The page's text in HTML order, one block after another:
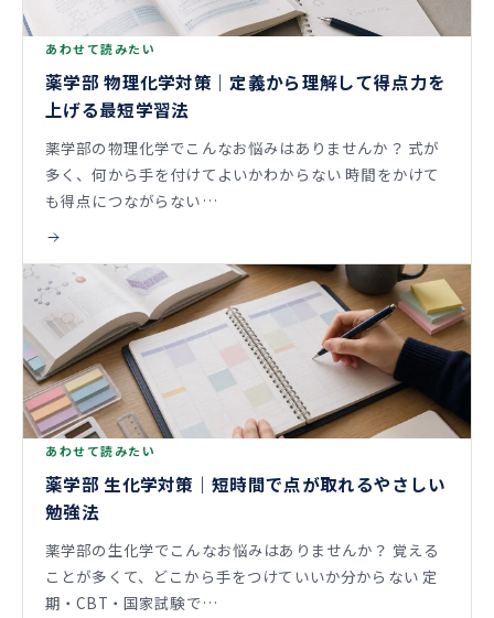
あわせて読みたい
薬学部 物理化学対策｜定義から理解して得点力を
上げる最短学習法
薬学部の物理化学でこんなお悩みはありませんか？ 式が
多く、何から手を付けてよいかわからない 時間をかけて
も得点につながらない…
あわせて読みたい
薬学部 生化学対策｜短時間で点が取れるやさしい
勉強法
薬学部の生化学でこんなお悩みはありませんか？ 覚える
ことが多くて、どこから手をつけていいか分からない 定
期・CBT・国家試験で…